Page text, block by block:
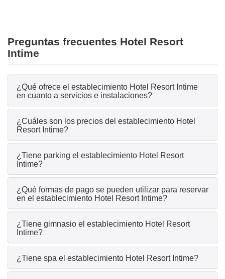
Preguntas frecuentes Hotel Resort
Intime
¿Qué ofrece el establecimiento Hotel Resort Intime
en cuanto a servicios e instalaciones?
¿Cuáles son los precios del establecimiento Hotel
Resort Intime?
¿Tiene parking el establecimiento Hotel Resort
Intime?
¿Qué formas de pago se pueden utilizar para reservar
en el establecimiento Hotel Resort Intime?
¿Tiene gimnasio el establecimiento Hotel Resort
Intime?
¿Tiene spa el establecimiento Hotel Resort Intime?